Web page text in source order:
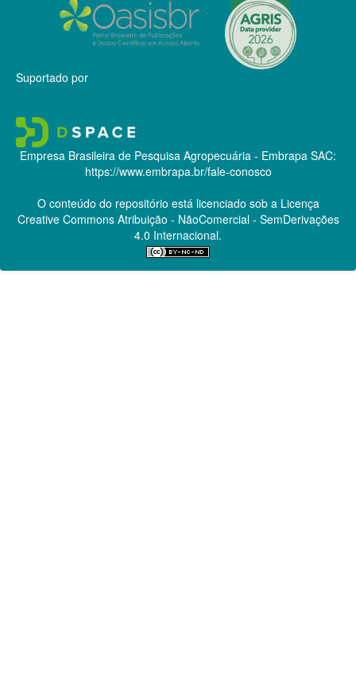
Suportado por
Empresa Brasileira de Pesquisa Agropecuária - Embrapa SAC:
https://www.embrapa.br/fale-conosco
O conteúdo do repositório está licenciado sob a Licença
Creative CommonsAtribuição - NãoComercial - SemDerivações
4.0 Internacional.